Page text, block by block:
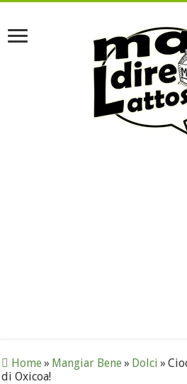
Home» Mangiar Bene» Dolci »
di Oxicoa!